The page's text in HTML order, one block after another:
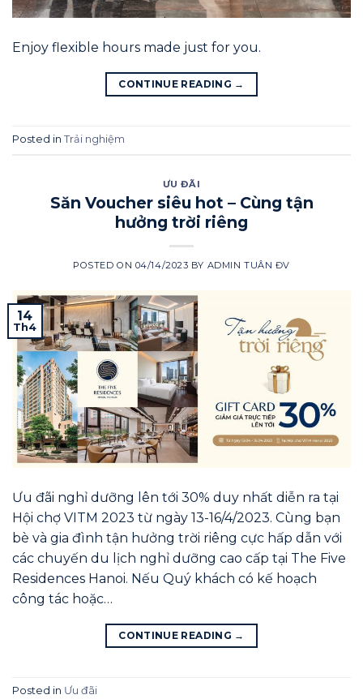
Enjoy flexible hours made just for you.
CONTINUE READING →
Posted in Trải nghiệm
ƯU ĐÃI
Săn Voucher siêu hot – Cùng tận
hưởng trời riêng
POSTED ON 04/14/2023 BY ADMIN TUÂN ĐV
14
Th4
Ưu đãi nghỉ dưỡng lên tới 30% duy nhất diễn ra tại
Hội chợ VITM 2023 từ ngày 13-16/4/2023. Cùng bạn
bè và gia đình tận hưởng trời riêng cực hấp dẫn với
các chuyến du lịch nghỉ dưỡng cao cấp tại The Five
Residences Hanoi. Nếu Quý khách có kế hoạch
công tác hoặc…
CONTINUE READING →
Posted in Ưu đãi